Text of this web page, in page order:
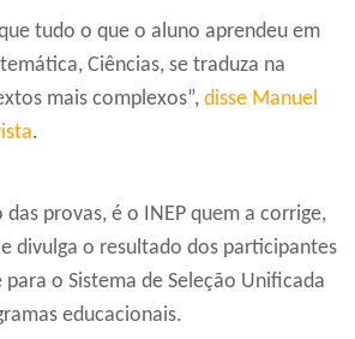
tudo o que o aluno aprendeu em
Ciências, se traduza na
mais complexos”, disse Manuel
.
das provas, é o INEP quem a corrige,
divulga o resultado dos participantes
o Sistema de Seleção Unificada
educacionais.